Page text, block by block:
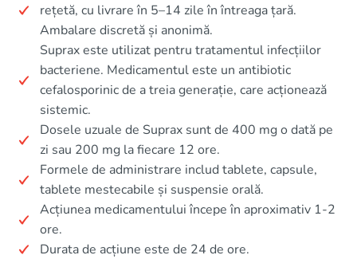
rețetă, cu livrare în 5–14 zile în întreaga țară.
Ambalare discretă și anonimă.
Suprax este utilizat pentru tratamentul infecțiilor
bacteriene. Medicamentul este un antibiotic
cefalosporinic de a treia generație, care acționează
sistemic.
Dosele uzuale de Suprax sunt de 400 mg o dată pe
zi sau 200 mg la fiecare 12 ore.
Formele de administrare includ tablete, capsule,
tablete mestecabile și suspensie orală.
Acțiunea medicamentului începe în aproximativ 1-2
ore.
Durata de acțiune este de 24 de ore.